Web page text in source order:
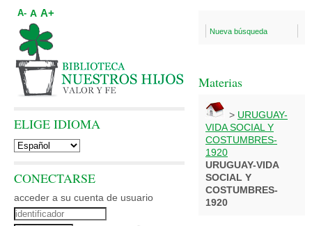
Nueva búsqueda
Materias
> URUGUAY-
VIDA SOCIAL Y
COSTUMBRES-
1920
URUGUAY-VIDA
SOCIAL Y
COSTUMBRES-
1920
A- A A+
ELIGE IDIOMA
CONECTARSE
acceder a su cuenta de usuario